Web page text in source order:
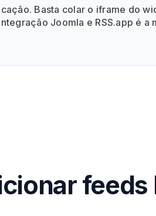
Basta colar o iframe do
Joomla e RSS.app é a
feeds